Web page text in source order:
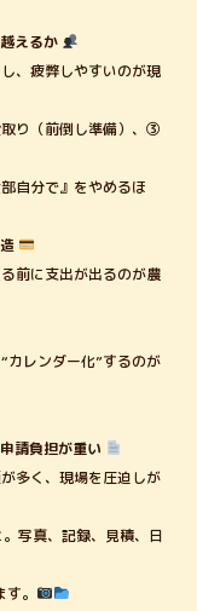
えるか
、疲弊しやすいのが現
り（前倒し準備）、③
自分で』をやめるほ
前に支出が出るのが農
カレンダー化”するのが
請負担が重い
多く、現場を圧迫しが
写真、記録、見積、日
。